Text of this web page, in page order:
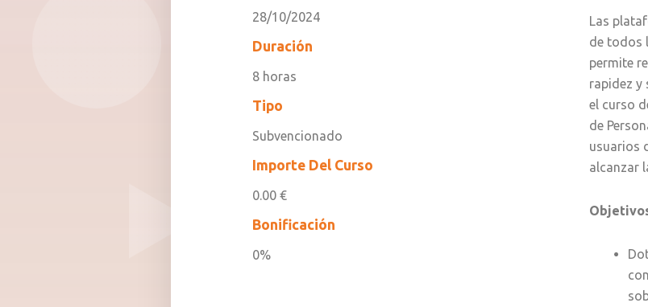
28/10/2024
Duración
8 horas
Tipo
Subvencionado
Importe Del Curso
0.00 €
Bonificación
0%
Las
de todos
permite
rapidez y
el curso
de
usuarios
alcanzar